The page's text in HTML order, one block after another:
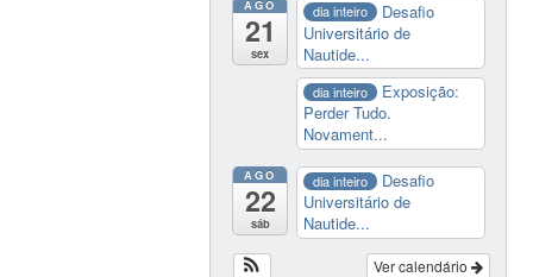
AGO
21
sex
dia inteiro
Desafio
Universitário de
Nautide...
dia inteiro
Exposição:
Perder Tudo.
Novament...
AGO
22
sáb
dia inteiro
Desafio
Universitário de
Nautide...
Ver calendário